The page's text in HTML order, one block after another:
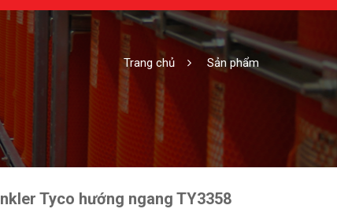
Trang chủ Sản phẩm
Tyco hướng ngang TY3358